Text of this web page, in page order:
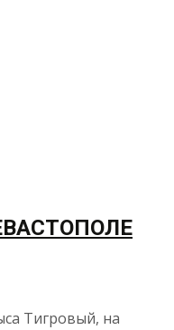
Тигровый, на